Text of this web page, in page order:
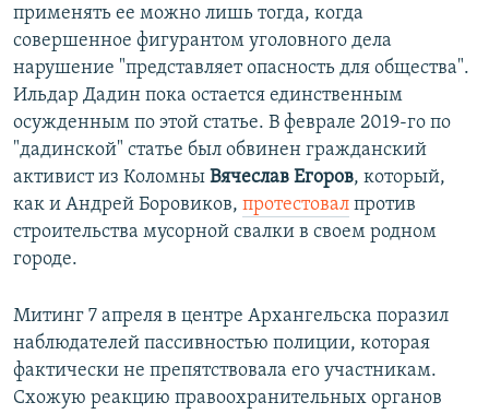
применять ее можно лишь тогда, когда
совершенное фигурантом уголовного дела
нарушение "представляет опасность для общества".
Ильдар Дадин пока остается единственным
осужденным по этой статье. В феврале 2019-го по
"дадинской" статье был обвинен гражданский
активист из Коломны Вячеслав Егоров, который,
как и Андрей Боровиков, протестовал против
строительства мусорной свалки в своем родном
городе.
Митинг 7 апреля в центре Архангельска поразил
наблюдателей пассивностью полиции, которая
фактически не препятствовала его участникам.
Схожую реакцию правоохранительных органов